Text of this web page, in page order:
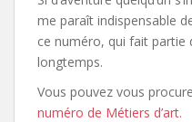
me paraît indispensable
ce numéro, qui fait partie
longtemps.
Vous pouvez vous
numéro de Métiers d’art.